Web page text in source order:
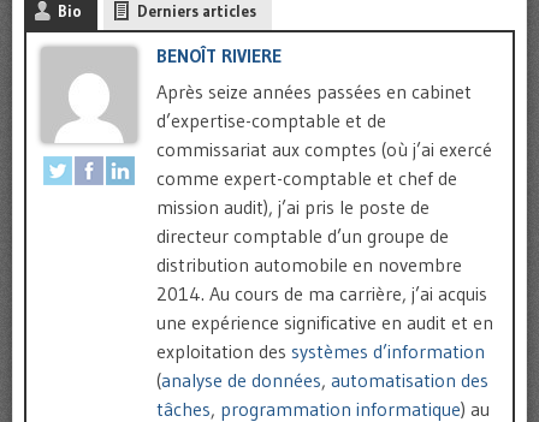
Bio Derniers articles
BENOÎT RIVIERE
Après seize années passées en cabinet
d’expertise-comptable et de
commissariat aux comptes (où j’ai exercé
comme expert-comptable et chef de
mission audit), j’ai pris le poste de
directeur comptable d’un groupe de
distribution automobile en novembre
2014. Au cours de ma carrière, j’ai acquis
une expérience significative en audit et en
exploitation des systèmes d’information
(analyse de données, automatisation des
tâches, programmation informatique) au